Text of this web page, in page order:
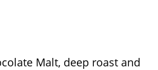
Malt, deep roast and